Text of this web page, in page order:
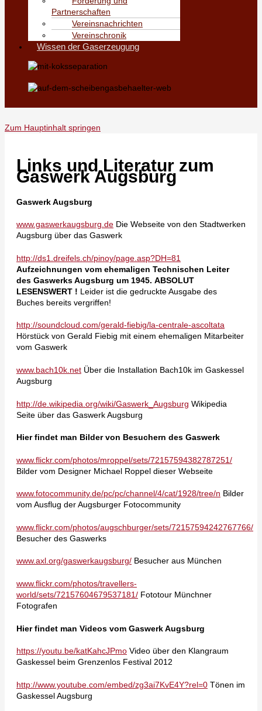
Partnerschaften
Vereinsnachrichten
Vereinschronik
Wissen der Gaserzeugung
Zum Hauptinhalt springen
Links und Literatur zum
Gaswerk Augsburg
Gaswerk Augsburg
www.gaswerkaugsburg.de Die Webseite von den Stadtwerken
Augsburg über das Gaswerk
http://ds1.dreifels.ch/pinoy/page.asp?DH=81
Aufzeichnungen vom ehemaligen Technischen Leiter
des Gaswerks Augsburg um 1945. ABSOLUT
LESENSWERT ! Leider ist die gedruckte Ausgabe des
Buches bereits vergriffen!
http://soundcloud.com/gerald-fiebig/la-centrale-ascoltata
Hörstück von Gerald Fiebig mit einem ehemaligen Mitarbeiter
vom Gaswerk
www.bach10k.net Über die Installation Bach10k im Gaskessel
Augsburg
http://de.wikipedia.org/wiki/Gaswerk_Augsburg Wikipedia
Seite über das Gaswerk Augsburg
Hier findet man Bilder von Besuchern des Gaswerk
www.flickr.com/photos/mroppel/sets/72157594382787251/
Bilder vom Designer Michael Roppel dieser Webseite
www.fotocommunity.de/pc/pc/channel/4/cat/1928/tree/n Bilder
vom Ausflug der Augsburger Fotocommunity
www.flickr.com/photos/augschburger/sets/72157594242767766/
Besucher des Gaswerks
www.axl.org/gaswerkaugsburg/ Besucher aus München
www.flickr.com/photos/travellers-
world/sets/72157604679537181/ Fototour Münchner
Fotografen
Hier findet man Videos vom Gaswerk Augsburg
https://youtu.be/katKahcJPmo Video über den Klangraum
Gaskessel beim Grenzenlos Festival 2012
http://www.youtube.com/embed/zg3ai7KvE4Y?rel=0 Tönen im
Gaskessel Augsburg